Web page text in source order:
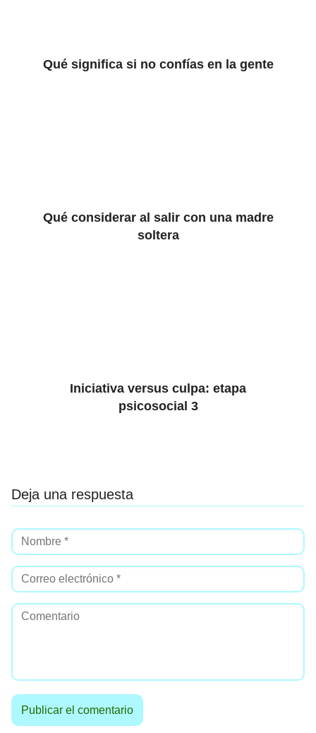
Qué significa si no confías en la gente
Qué considerar al salir con una madre
soltera
Iniciativa versus culpa: etapa
psicosocial 3
Deja una respuesta